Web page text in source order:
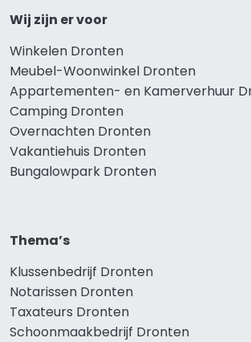
Wij zijn er voor
Winkelen Dronten
Meubel-Woonwinkel Dronten
Appartementen- en Kamerverhuur
Camping Dronten
Overnachten Dronten
Vakantiehuis Dronten
Bungalowpark Dronten
Thema’s
Klussenbedrijf Dronten
Notarissen Dronten
Taxateurs Dronten
Schoonmaakbedrijf Dronten